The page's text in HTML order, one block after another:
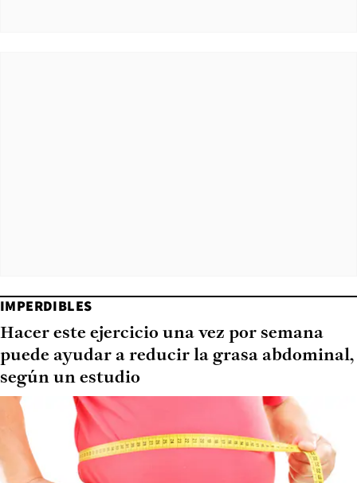
IMPERDIBLES
Hacer este ejercicio una vez por semana
puede ayudar a reducir la grasa abdominal,
según un estudio